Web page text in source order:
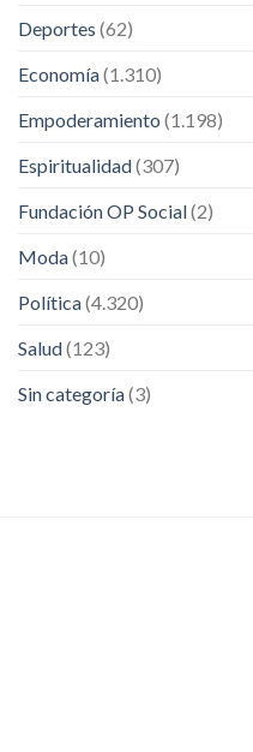
Deportes (62)
Economía(1.310)
Empoderamiento (1.198)
Espiritualidad(307)
Fundación OP Social(2)
Moda(10)
Política(4.320)
Salud(123)
Sin categoría(3)